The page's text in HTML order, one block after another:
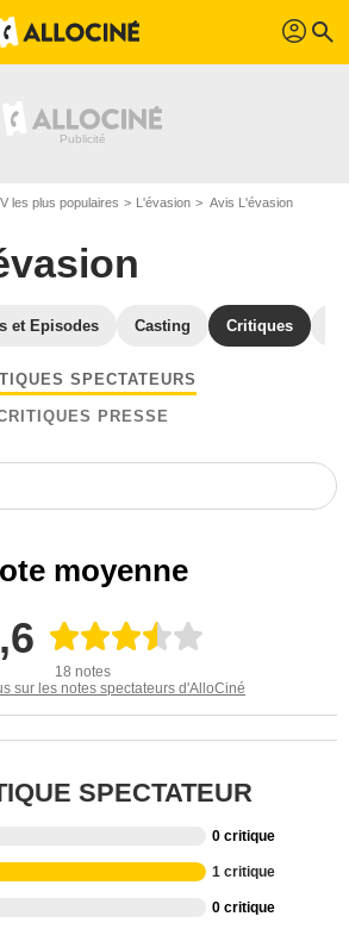
profil search
les plus populaires L'évasion Avis L'évasion
et Episodes Casting Critiques
SPECTATEURS
PRESSE
moyenne
18 notes
sur les notes spectateurs d'AlloCiné
SPECTATEUR
0 critique
1 critique
0 critique